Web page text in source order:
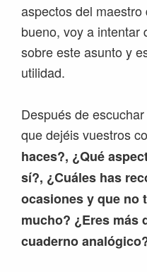
aspectos del
bueno, voy a intentar
sobre este asunto y
utilidad.
Después de
que dejéis vuestros
haces?, ¿Qué
sí?, ¿Cuáles has
ocasiones y que no
mucho? ¿Eres más
cuaderno